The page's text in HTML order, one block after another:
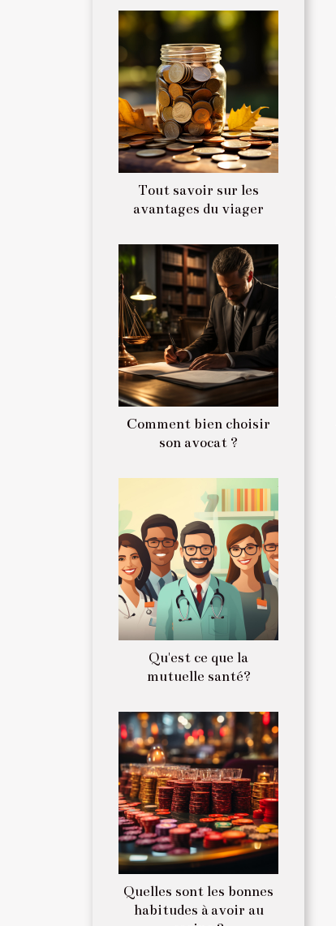
Tout savoir sur les
avantages du viager
Comment bien choisir
son avocat ?
Qu'est ce que la
mutuelle santé?
Quelles sont les bonnes
habitudes à avoir au